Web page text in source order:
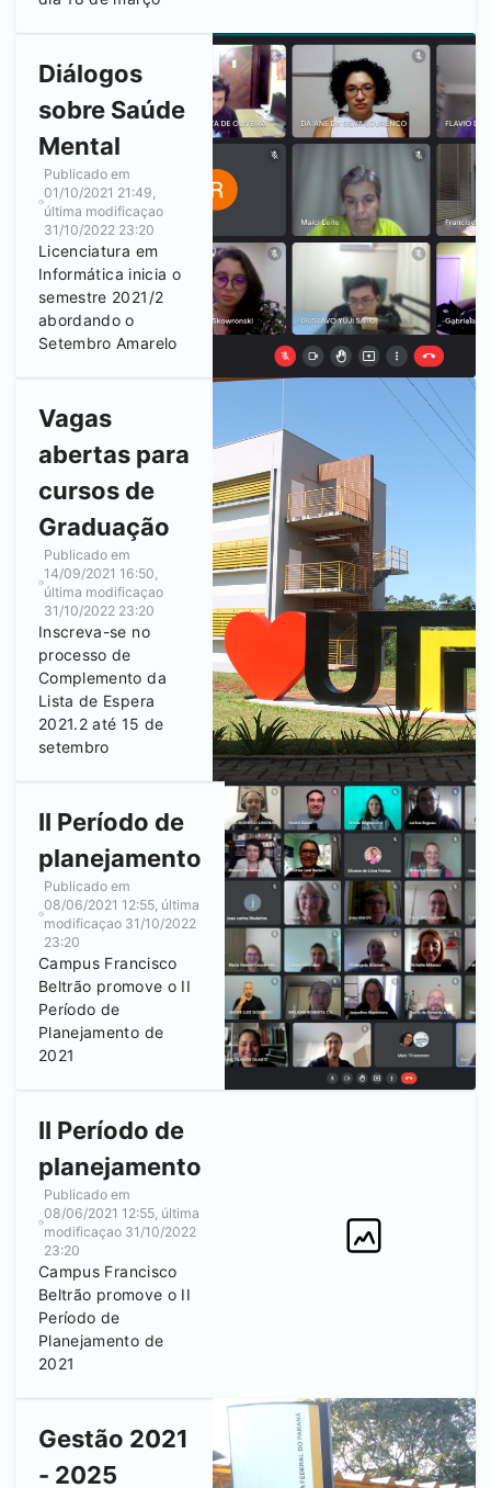
Diálogos
sobre Saúde
Mental
Publicado em
01/10/2021 21:49,
última modificaçao
31/10/2022 23:20
Licenciatura em
Informática inicia o
semestre 2021/2
abordando o
Setembro Amarelo
Vagas
abertas para
cursos de
Graduação
Publicado em
14/09/2021 16:50,
última modificaçao
31/10/2022 23:20
Inscreva-se no
processo de
Complemento da
Lista de Espera
2021.2 até 15 de
setembro
II Período de
planejamento
Publicado em
08/06/2021 12:55, última
modificaçao 31/10/2022
23:20
Campus Francisco
Beltrão promove o II
Período de
Planejamento de
2021
II Período de
planejamento
Publicado em
08/06/2021 12:55, última
modificaçao 31/10/2022
23:20
Campus Francisco
Beltrão promove o II
Período de
Planejamento de
2021
Gestão 2021
- 2025